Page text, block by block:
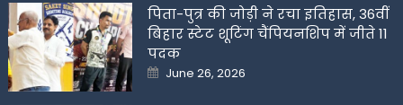
पिता-पुत्र की जोड़ी ने रचा इतिहास, 36वीं
बिहार स्टेट शूटिंग चैंपियनशिप में जीते 11
पदक
Posted
on
June 26, 2026